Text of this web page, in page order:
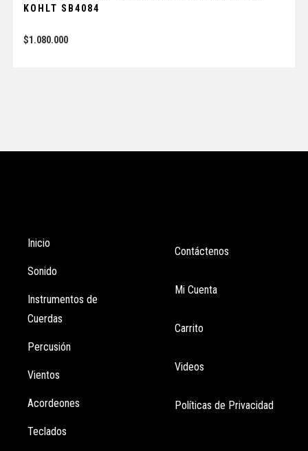
KOHLT SB4084
$1.080.000
Inicio
Sonido
Instrumentos de
Cuerdas
Percusión
Vientos
Acordeones
Teclados
Contáctenos
Mi Cuenta
Carrito
Videos
Políticas de Privacidad